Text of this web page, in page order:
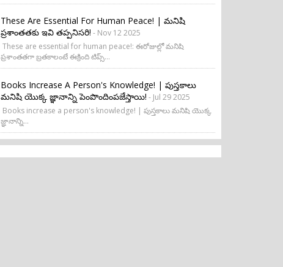
These Are Essential For Human Peace! | మనిషి
ప్రశాంతతకు ఇవి తప్పనిసరి! - Nov 12 2025
These are essential for human peace!: ఈరోజుల్లో మనిషి
ప్రశాంతతగా బ్రతకాలంటే ఈక్రింది టిప్స్...
Books Increase A Person's Knowledge! | పుస్తకాలు
మనిషి యొక్క జ్ఞానాన్ని పెంపొందింపజేస్తాయి! - Jul 29 2025
Books increase a person's knowledge! | పుస్తకాలు మనిషి యొక్క
జ్ఞానాన్ని...